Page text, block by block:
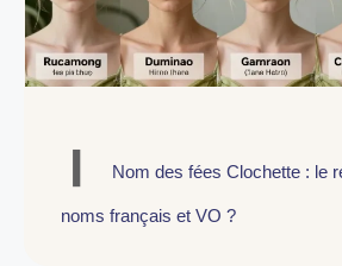
Nom des fées Clochette : le
noms français et VO ?